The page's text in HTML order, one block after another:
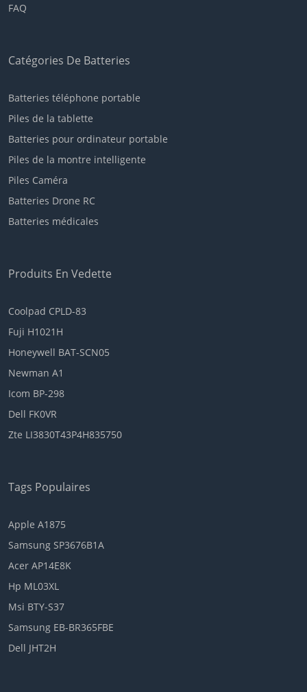
FAQ
Catégories De Batteries
Batteries téléphone portable
Piles de la tablette
Batteries pour ordinateur portable
Piles de la montre intelligente
Piles Caméra
Batteries Drone RC
Batteries médicales
Produits En Vedette
Coolpad CPLD-83
Fuji H1021H
Honeywell BAT-SCN05
Newman A1
Icom BP-298
Dell FK0VR
Zte LI3830T43P4H835750
Tags Populaires
Apple A1875
Samsung SP3676B1A
Acer AP14E8K
Hp ML03XL
Msi BTY-S37
Samsung EB-BR365FBE
Dell JHT2H